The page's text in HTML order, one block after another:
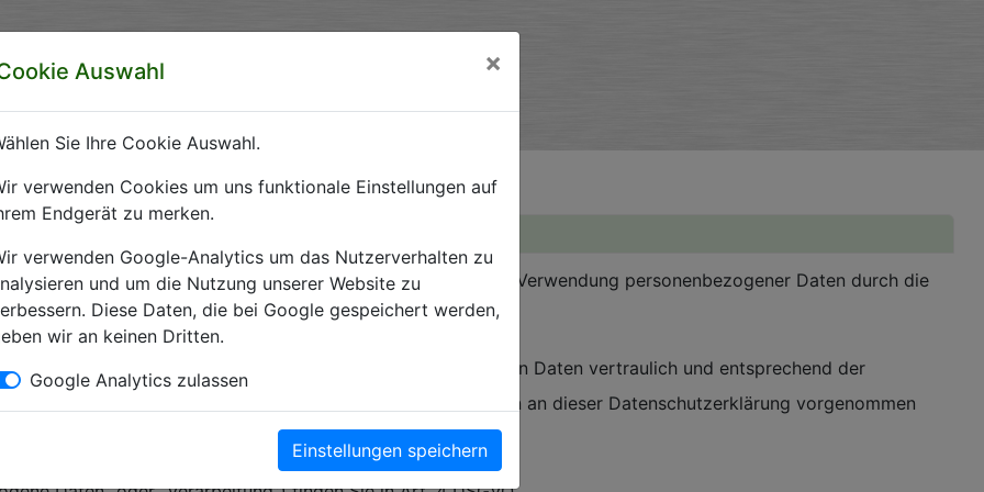
Sachsen-Anhalt
Sachsen-Anhalt e.V.
Datenschutzerklärung
die Art, den Umfang und den Zweck der Erhebung und Verwendung personenbezogener Daten durch die
sehr ernst und behandelt Ihre personenbezogenen Daten vertraulich und entsprechend der
die ständige Weiterentwicklung dieser Webseite Änderungen an dieser Datenschutzerklärung vorgenommen
in regelmäßigen Abständen wieder durchzulesen.
Auswahl ×
Sie Ihre Cookie Auswahl.
verwenden Cookies um uns funktionale Einstellungen auf
Endgerät zu merken.
verwenden Google-Analytics um das Nutzerverhalten zu
und um die Nutzung unserer Website zu
Diese Daten, die bei Google gespeichert werden,
wir an keinen Dritten.
Google Analytics zulassen
Einstellungen speichern